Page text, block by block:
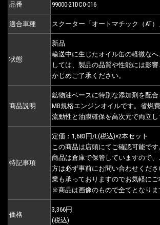
品番 99000-21DC0-016
適合車種 スクーター「オートマチック（AT
状態
新品
輸送中に生じたオイル缶の軽微なへ
しては、製品の品質や性能には影
かじめご了承ください。
商品説明
鉱物油ベースに特別な添加剤を配
MB規格エンジンオイルです。省燃
流動性と油膜確保を高次元で両立し
特記事項
定価：1,683円/L(税込)×2本セット
この商品は店頭にてご確認可能です
商品は倉庫で保管していますので
方は必ず事前にお問い合わせくだ
業も承っておりますのでお気軽にご
※商品は画像のもので全てとなりま
価格
3,366円
(税込)